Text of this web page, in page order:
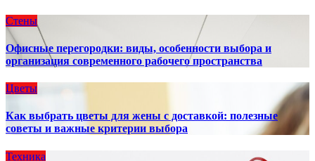
Стены
Офисные перегородки: виды, особенности выбора и
организация современного рабочего пространства
Цветы
Как выбрать цветы для жены с доставкой: полезные
советы и важные критерии выбора
Техника